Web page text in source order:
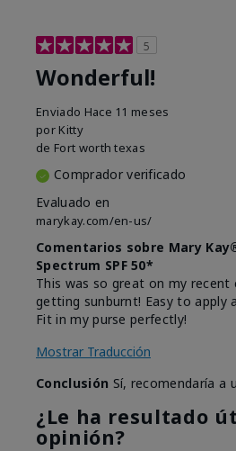
5
Wonderful!
Enviado Hace 11 meses
por Kitty
de Fort worth texas
Comprador verificado
Evaluado en
marykay.com/en-us/
Comentarios sobre Mary
Spectrum SPF 50*
This was so great on my recent
getting sunburnt! Easy to apply
Fit in my purse perfectly!
Mostrar Traducción
Conclusión Sí, recomendaría a
¿Le ha resultado
opinión?